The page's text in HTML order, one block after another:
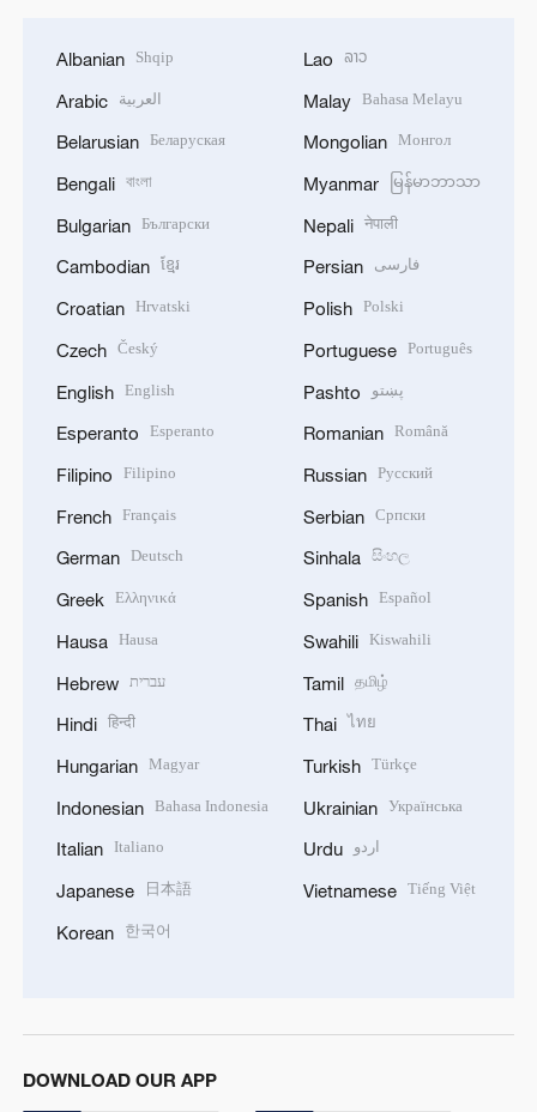
Albanian Shqip
Arabic العربية
Belarusian Беларуская
Bengali বাংলা
Bulgarian Български
Cambodian ខ្មែរ
Croatian Hrvatski
Czech Český
English English
Esperanto Esperanto
Filipino Filipino
French Français
German Deutsch
Greek Ελληνικά
Hausa Hausa
Hebrew עברית
Hindi हिन्दी
Hungarian Magyar
Indonesian Bahasa Indonesia
Italian Italiano
Japanese 日本語
Korean 한국어
Lao ລາວ
Malay Bahasa Melayu
Mongolian Монгол
Myanmar မြန်မာဘာသာ
Nepali नेपाली
Persian فارسی
Polish Polski
Portuguese Português
Pashto پښتو
Romanian Română
Russian Русский
Serbian Српски
Sinhala සිංහල
Spanish Español
Swahili Kiswahili
Tamil தமிழ்
Thai ไทย
Turkish Türkçe
Ukrainian Українська
Urdu اردو
Vietnamese Tiếng Việt
DOWNLOAD OUR APP